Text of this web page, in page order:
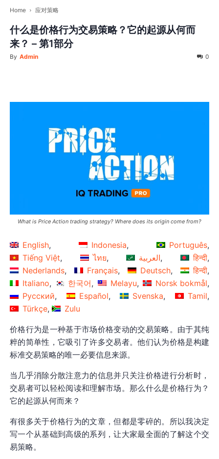
Home 应对策略
什么是价格行为交易策略？它的起源从何而
来？ – 第1部分
By Admin 0
What is Price Action trading strategy? Where does its origin come from?
English Indonesia
Português
Tiếng Việt
ไทย العربية
हिन्दी
Nederlands
Français Deutsch
हिन्दी
Italiano
한국어 Melayu
Norsk bokmål
Русский
Español Svenska
Tamil
Türkçe
Zulu
价格行为是一种基于市场价格变动的交易策略。由于其纯
粹的简单性，它吸引了许多交易者。他们认为价格是构建
标准交易策略的唯一必要信息来源。
当几乎消除分散注意力的信息并只关注价格进行分析时，
交易者可以轻松阅读和理解市场。那么什么是价格行为？
它的起源从何而来？
有很多关于价格行为的文章，但都是零碎的。所以我决定
写一个从基础到高级的系列，让大家最全面的了解这个交
易策略。